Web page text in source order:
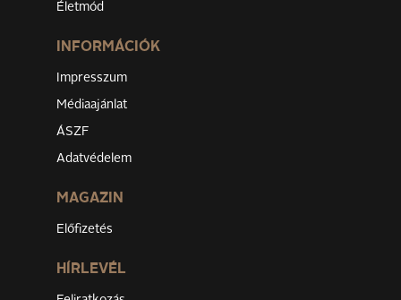
Életmód
INFORMÁCIÓK
Impresszum
Médiaajánlat
ÁSZF
Adatvédelem
MAGAZIN
Előfizetés
HÍRLEVÉL